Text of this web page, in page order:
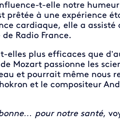
t-elle notre
prêtée à une expérience
cardiaque, elle a
Radio France.
elles plus efficaces que
Mozart passionne les
et pourrait même nous
et le compositeur
pour notre santé,